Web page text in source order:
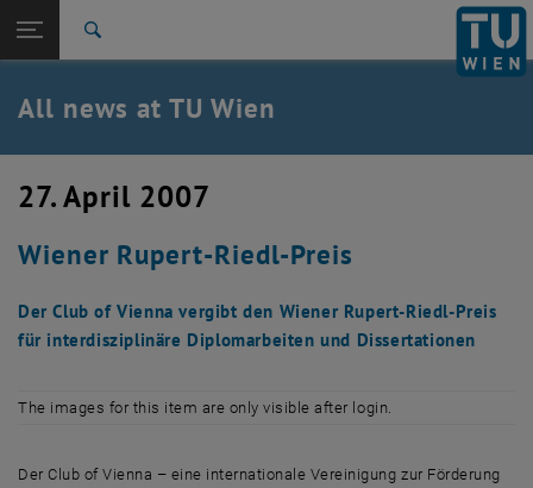
TU Login
Quicklinks
Toggle quicklinks menu
Studies
Career
Back: list subpages of parent page TU Wien Homepage
Back to:
TU Wien Homepage
Overview
All news at TU Wien
27. April 2007
Wiener Rupert-Riedl-Preis
Der Club of Vienna vergibt den Wiener Rupert-Riedl-Preis
für interdisziplinäre Diplomarbeiten und Dissertationen
The images for this item are only visible after login.
Der Club of Vienna – eine internationale Vereinigung zur Förderung